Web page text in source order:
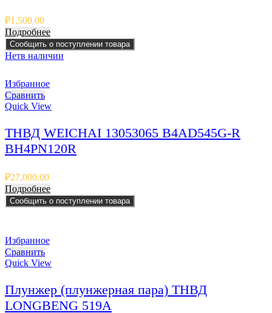
₽1,500.00
Подробнее
Сообщить о поступлении товара
Нетв наличии
Избранное
Сравнить
Quick View
ТНВД WEICHAI 13053065 B4AD545G-R
BH4PN120R
₽27,000.00
Подробнее
Сообщить о поступлении товара
Избранное
Сравнить
Quick View
Плунжер (плунжерная пара) ТНВД
LONGBENG 519A